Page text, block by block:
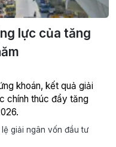
lực của tăng
khoán, kết quả giải
chính thúc đẩy tăng
giải ngân vốn đầu tư